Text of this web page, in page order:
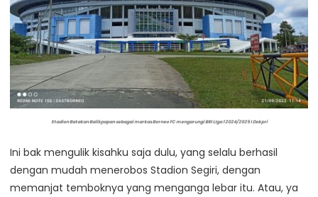
Stadion Batakan Balikpapan sebagai markas Borneo FC mengarungi BRI LIga 1 2024/2025 I Dokpri
Ini bak mengulik kisahku saja dulu, yang selalu berhasil
dengan mudah menerobos Stadion Segiri, dengan
memanjat temboknya yang menganga lebar itu. Atau, ya